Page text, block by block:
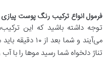
فرمول انواع ترکیب رنگ پوست پیازی
توجه داشته باشید که این
می‌آیند و شما
تناژ دلخواه شما رسید مو‌ها را با